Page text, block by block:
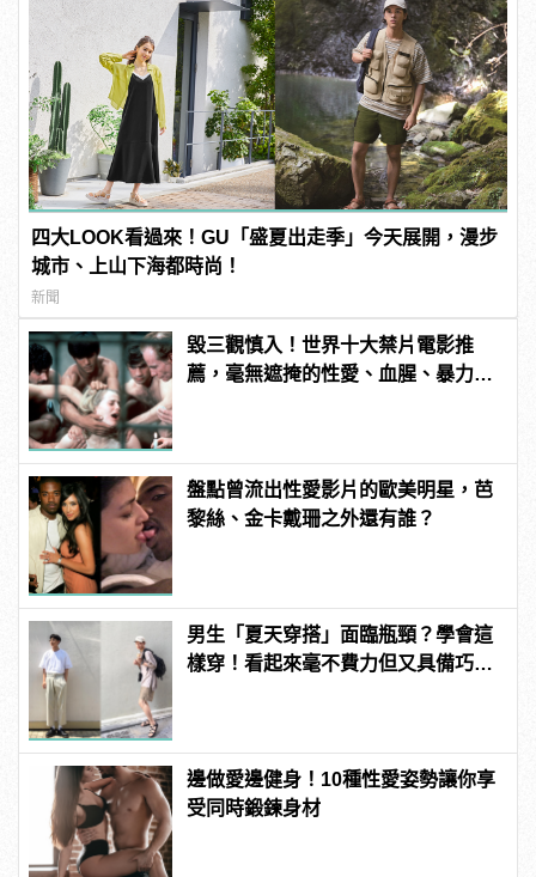
四大LOOK看過來！GU「盛夏出走季」今天展開，漫步
城市、上山下海都時尚！
新聞
毀三觀慎入！世界十大禁片電影推
薦，毫無遮掩的性愛、血腥、暴力、
盤點曾流出性愛影片的歐美明星，芭
黎絲、金卡戴珊之外還有誰？
男生「夏天穿搭」面臨瓶頸？學會這
樣穿！看起來毫不費力但又具備巧
邊做愛邊健身！10種性愛姿勢讓你享
受同時鍛鍊身材